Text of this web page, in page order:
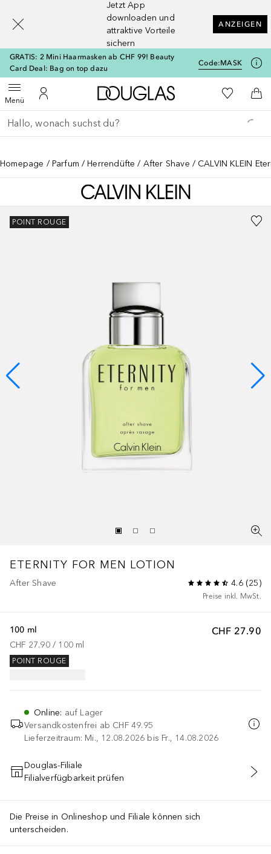
Jetzt App
downloaden und
attraktive Vorteile
sichern
ANZEIGEN
GRATIS: 2 Mini Haarmasken ab CHF 99! Beauty
Card Deal: Bag on top dazu
Code:MASK
MenüMenü öffnenZu Meinem Kundenkonto
Zur Douglas Startseite
Zu Meiner
Gehe zurück
Suche ausführen
Homepage Parfum Herrendüfte After Shave CALVIN KLEIN
POINT ROUGE
ETERNITY FOR MEN LOTION
After Shave 4.6(25)
Preise inkl. MwSt.
CHF 27.90
100 ml
CHF 27.90 / 100 ml
POINT ROUGE
Online: auf Lager
Versandkostenfrei ab CHF 49.95
Lieferzeitraum: Mi., 12.08.2026 bis Fr., 14.08.2026
IN DEN WARENKORB
Douglas-Filiale
Filialverfügbarkeit prüfen
Die Preise in Onlineshop und Filiale können sich
unterscheiden.
[navigation.slideout.screenreader]